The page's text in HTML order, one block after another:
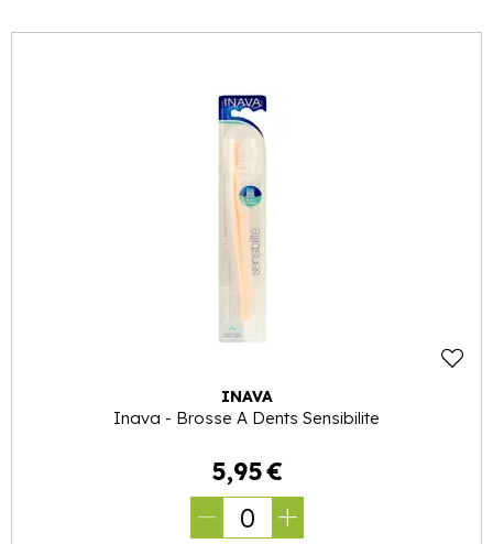
INAVA
Inava - Brosse A Dents Sensibilite
5,95€
0